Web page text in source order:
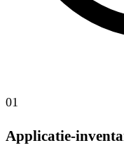
01
Applicatie-